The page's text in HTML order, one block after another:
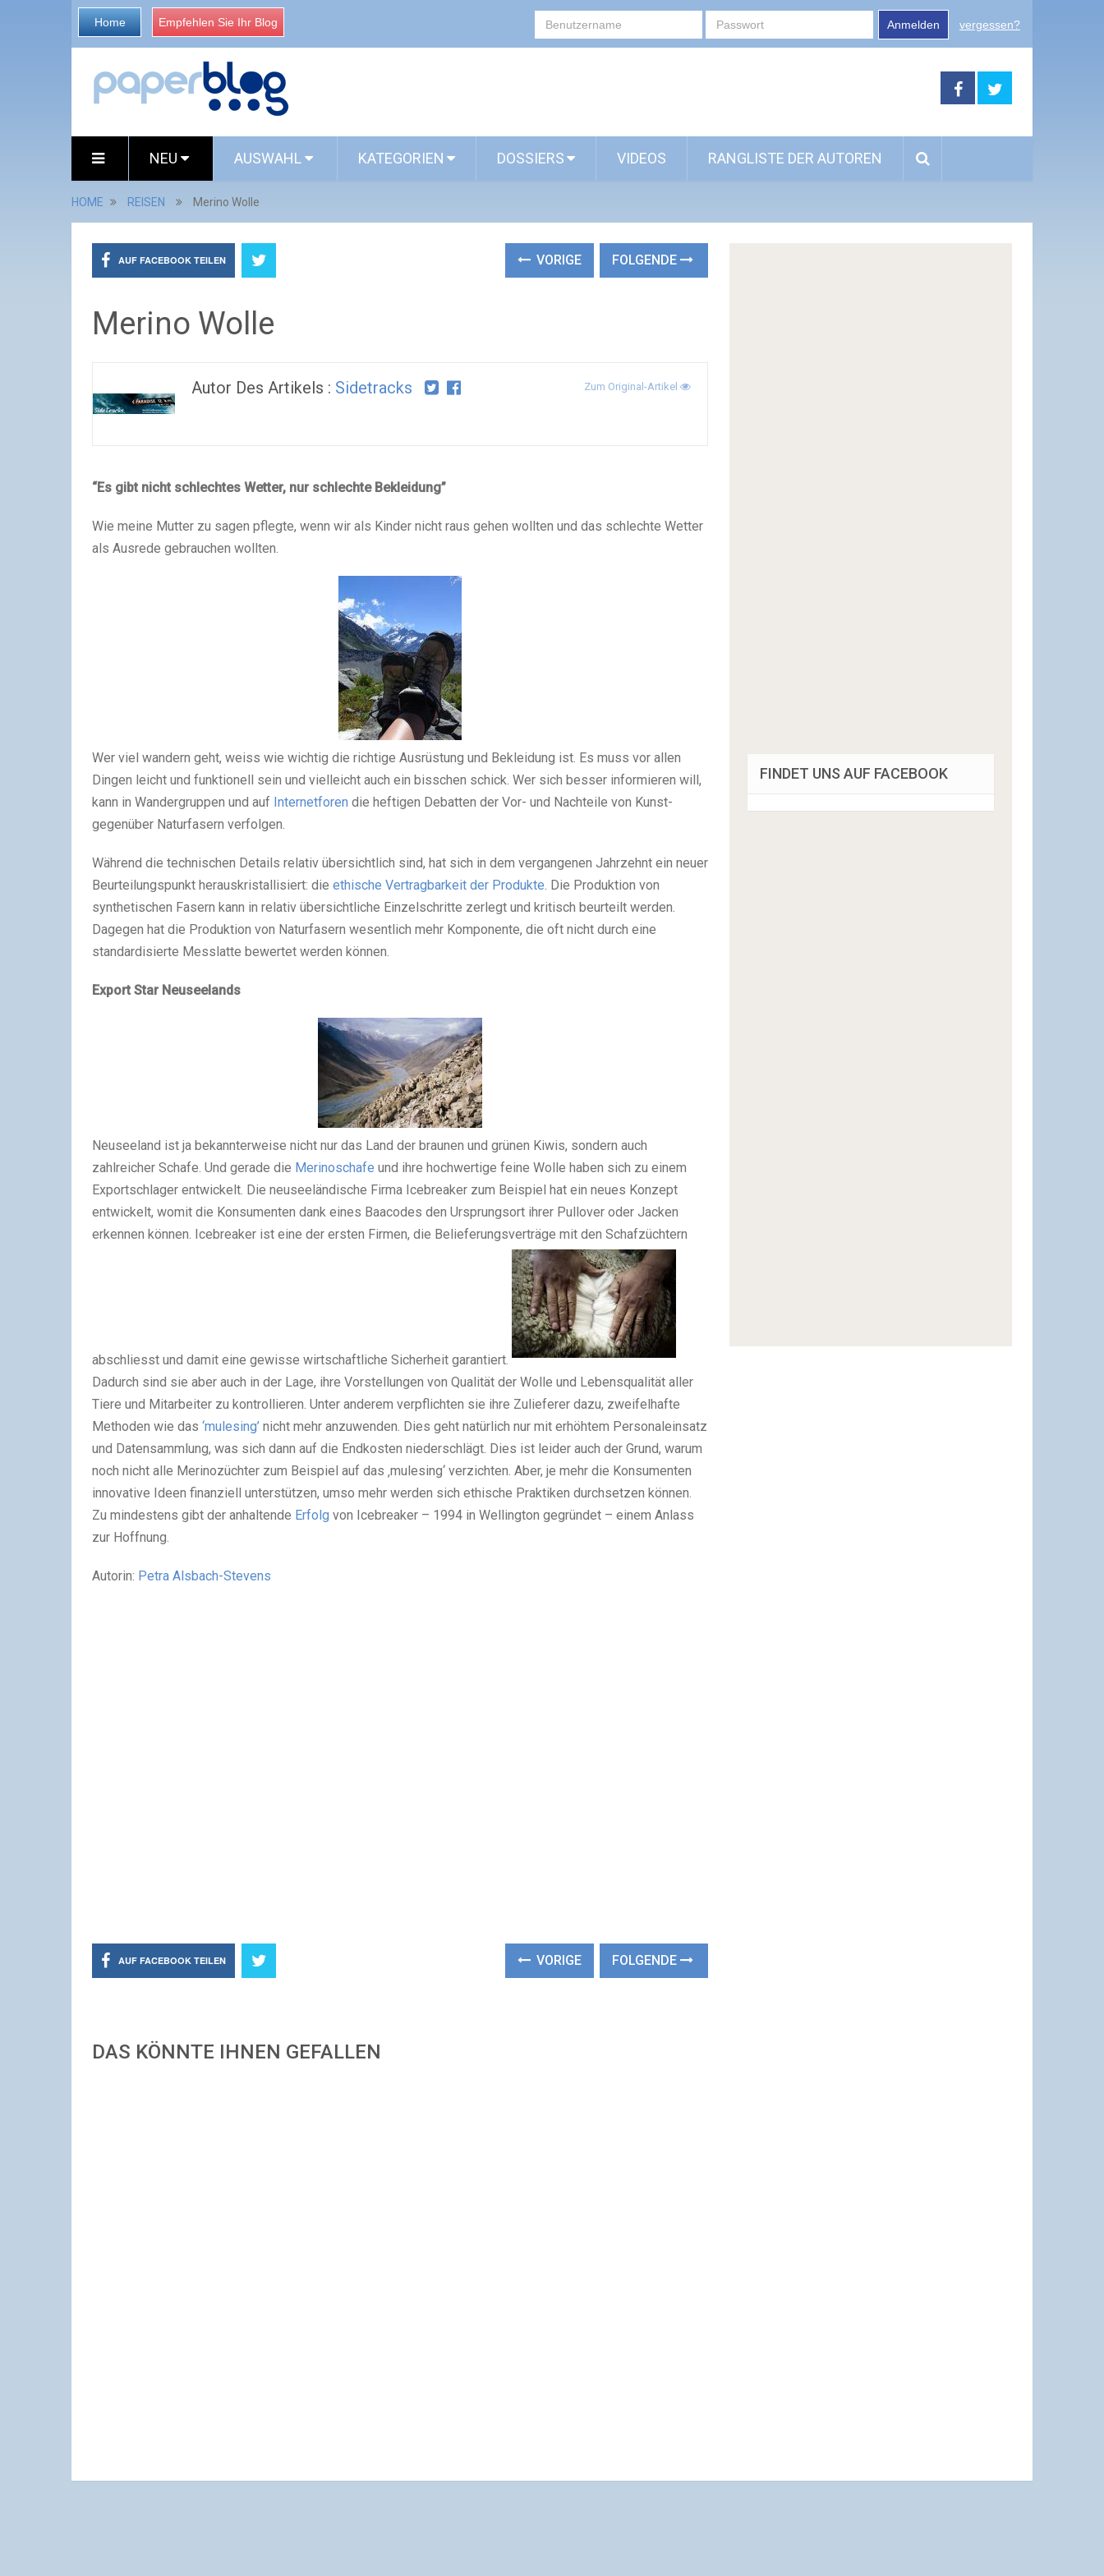
Home Empfehlen Sie Ihr Blog Anmelden vergessen?
NEU AUSWAHL KATEGORIEN DOSSIERS VIDEOS RANGLISTE DER AUTOREN
HOME REISEN Merino Wolle
AUF FACEBOOK TEILEN VORIGE FOLGENDE
Merino Wolle
Autor Des Artikels : Sidetracks Zum Original-Artikel
“Es gibt nicht schlechtes Wetter, nur schlechte Bekleidung”
Wie meine Mutter zu sagen pflegte, wenn wir als Kinder nicht raus gehen wollten und das schlechte Wetter
als Ausrede gebrauchen wollten.
Wer viel wandern geht, weiss wie wichtig die richtige Ausrüstung und Bekleidung ist. Es muss vor allen
Dingen leicht und funktionell sein und vielleicht auch ein bisschen schick. Wer sich besser informieren will,
kann in Wandergruppen und auf Internetforen die heftigen Debatten der Vor- und Nachteile von Kunst-
gegenüber Naturfasern verfolgen.
Während die technischen Details relativ übersichtlich sind, hat sich in dem vergangenen Jahrzehnt ein neuer
Beurteilungspunkt herauskristallisiert: die ethische Vertragbarkeit der Produkte. Die Produktion von
synthetischen Fasern kann in relativ übersichtliche Einzelschritte zerlegt und kritisch beurteilt werden.
Dagegen hat die Produktion von Naturfasern wesentlich mehr Komponente, die oft nicht durch eine
standardisierte Messlatte bewertet werden können.
Export Star Neuseelands
Neuseeland ist ja bekannterweise nicht nur das Land der braunen und grünen Kiwis, sondern auch
zahlreicher Schafe. Und gerade die Merinoschafe und ihre hochwertige feine Wolle haben sich zu einem
Exportschlager entwickelt. Die neuseeländische Firma Icebreaker zum Beispiel hat ein neues Konzept
entwickelt, womit die Konsumenten dank eines Baacodes den Ursprungsort ihrer Pullover oder Jacken
erkennen können. Icebreaker ist eine der ersten Firmen, die Belieferungsverträge mit den Schafzüchtern
abschliesst und damit eine gewisse wirtschaftliche Sicherheit garantiert.
Dadurch sind sie aber auch in der Lage, ihre Vorstellungen von Qualität der Wolle und Lebensqualität aller
Tiere und Mitarbeiter zu kontrollieren. Unter anderem verpflichten sie ihre Zulieferer dazu, zweifelhafte
Methoden wie das ‘mulesing’ nicht mehr anzuwenden. Dies geht natürlich nur mit erhöhtem Personaleinsatz
und Datensammlung, was sich dann auf die Endkosten niederschlägt. Dies ist leider auch der Grund, warum
noch nicht alle Merinozüchter zum Beispiel auf das ‚mulesing‘ verzichten. Aber, je mehr die Konsumenten
innovative Ideen finanziell unterstützen, umso mehr werden sich ethische Praktiken durchsetzen können.
Zu mindestens gibt der anhaltende Erfolg von Icebreaker – 1994 in Wellington gegründet – einem Anlass
zur Hoffnung.
Autorin: Petra Alsbach-Stevens
AUF FACEBOOK TEILEN VORIGE FOLGENDE
DAS KÖNNTE IHNEN GEFALLEN
FINDET UNS AUF FACEBOOK